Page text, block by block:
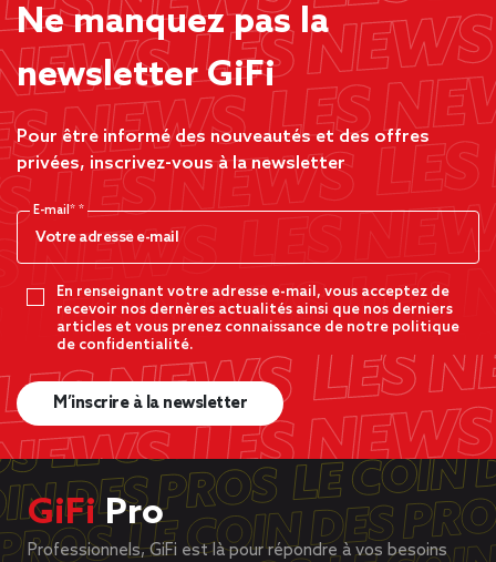
Ne manquez pas la
newsletter GiFi
Pour être informé des nouveautés et des offres
privées, inscrivez-vous à la newsletter
E-mail*
En renseignant votre adresse e-mail, vous acceptez de
recevoir nos dernères actualités ainsi que nos derniers
articles et vous prenez connaissance de notre politique
de confidentialité.
M’inscrire à la newsletter
GiFiPro
Professionnels, GiFi est là pour répondre à vos besoins